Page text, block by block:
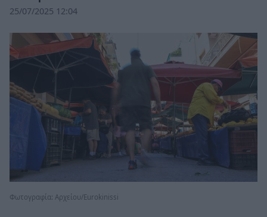
25/07/2025 12:04
Φωτογραφία: Αρχείου/Εurokinissi